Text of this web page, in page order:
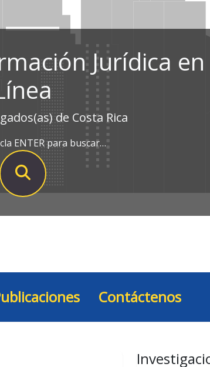
Jurídica en
de Costa Rica
ENTER para buscar…
Contáctenos